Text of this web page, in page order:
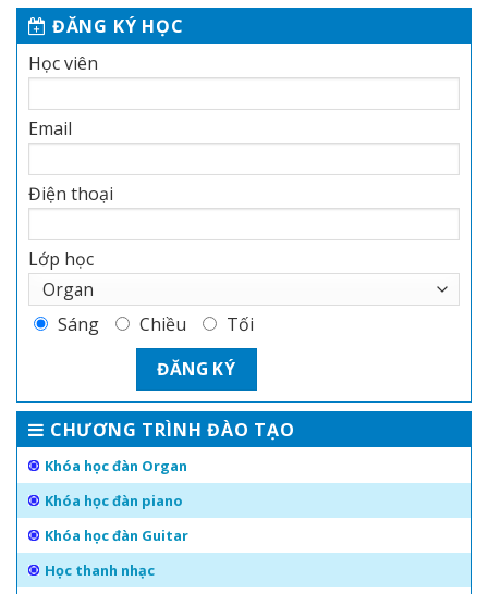
ĐĂNG KÝ HỌC
Học viên
Email
Điện thoại
Lớp học
Sáng Chiều Tối
CHƯƠNG TRÌNH ĐÀO TẠO
Khóa học đàn Organ
Khóa học đàn piano
Khóa học đàn Guitar
Học thanh nhạc